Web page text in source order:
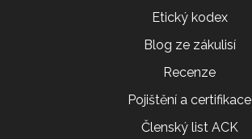
Etický kodex
Blog ze zákulisí
Recenze
Pojištění a certifikace
Členský list ACK